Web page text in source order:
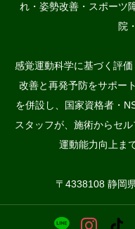
れ・姿勢改善・スポーツ
院
感覚運動科学に基づく評
改善と再発予防をサポー
を併設し、国家資格者・
スタッフが、施術からセ
運動能力向上ま
〒4338108 静岡